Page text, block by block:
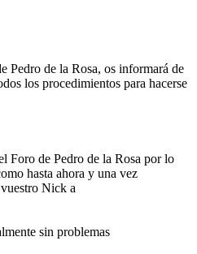
Pedro de la Rosa, os informará de
los procedimientos para hacerse
Foro de Pedro de la Rosa por lo
hasta ahora y una vez
Nick a
sin problemas